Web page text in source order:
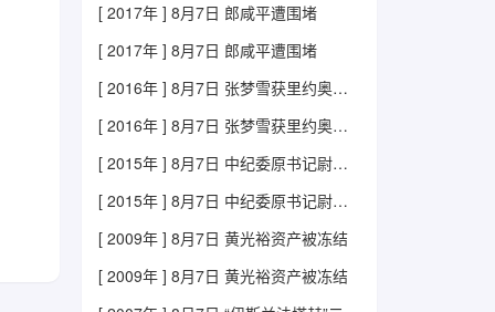
[ 2017年 ] 8月7日 郎咸平遭围堵
[ 2017年 ] 8月7日 郎咸平遭围堵
[ 2016年 ] 8月7日 张梦雪获里约奥运会首枚金牌
[ 2016年 ] 8月7日 张梦雪获里约奥运会首枚金牌
[ 2015年 ] 8月7日 中纪委原书记尉健行病逝
[ 2015年 ] 8月7日 中纪委原书记尉健行病逝
[ 2009年 ] 8月7日 黄光裕资产被冻结
[ 2009年 ] 8月7日 黄光裕资产被冻结